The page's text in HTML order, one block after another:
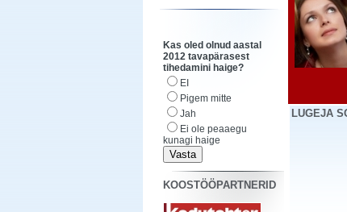
Kas oled olnud aastal
2012 tavapärasest
tihedamini haige?
EI
Pigem mitte
Jah
Ei ole peaaegu
kunagi haige
KOOSTÖÖPARTNERID
LUGEJA